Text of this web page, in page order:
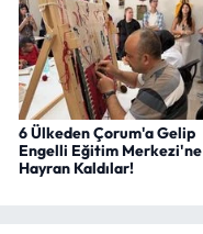
6 Ülkeden Çorum'a Gelip
Engelli Eğitim Merkezi'ne
Hayran Kaldılar!